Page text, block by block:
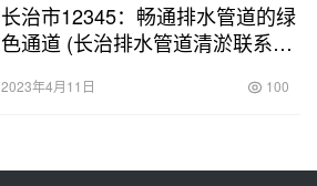
长治市12345：畅通排水管道的绿
色通道 (长治排水管道清淤联系电
2023年4月11日 100